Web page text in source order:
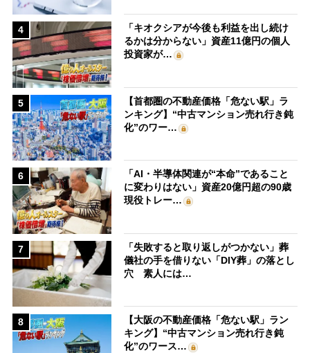
4
「キオクシアが今後も利益を出し続け
るかは分からない」資産11億円の個人
投資家が…
5
【首都圏の不動産価格「危ない駅」ラ
ンキング】“中古マンション売れ行き鈍
化”のワー…
6
「AI・半導体関連が“本命”であること
に変わりはない」資産20億円超の90歳
現役トレー…
7
「失敗すると取り返しがつかない」葬
儀社の手を借りない「DIY葬」の落とし
穴 素人には…
8
【大阪の不動産価格「危ない駅」ラン
キング】“中古マンション売れ行き鈍
化”のワース…